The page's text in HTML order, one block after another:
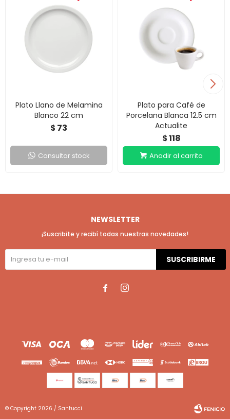
Plato Llano de Melamina
Blanco 22 cm
$ 73
Consultar stock
Plato para Café de
Porcelana Blanca 12.5 cm
Actualite
$118
NEWSLETTER
¡Suscribite y recibí todas nuestras novedades!
SUSCRIBIRME
 
© Copyright 2026 / Santucci